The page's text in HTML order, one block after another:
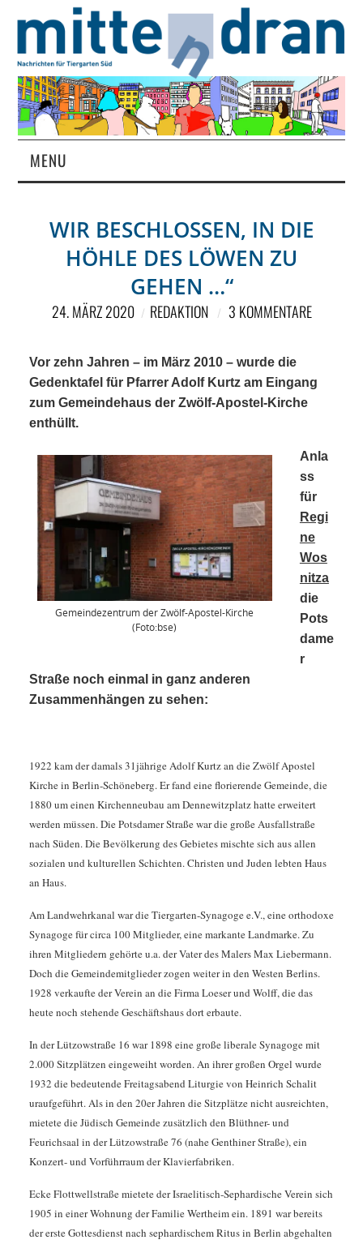
MENU
MAGAZIN
RUBRIKEN
NETZWERK
SPONSORING
KONTAKT
WIR BESCHLOSSEN, IN DIE
HÖHLE DES LÖWEN ZU
GEHEN …“
24. MÄRZ 2020 REDAKTION 3 KOMMENTARE
Vor zehn Jahren – im März 2010 – wurde die
Gedenktafel für Pfarrer Adolf Kurtz am Eingang
zum Gemeindehaus der Zwölf-Apostel-Kirche
enthüllt.
Gemeindezentrum der Zwölf-Apostel-Kirche
(Foto:bse)
Anla
ss
für
Regi
ne
Wos
nitza
die
Pots
dame
r
Straße noch einmal in ganz anderen
Zusammenhängen zu sehen:
1922 kam der damals 31jährige Adolf Kurtz an die Zwölf Apostel
Kirche in Berlin-Schöneberg. Er fand eine florierende Gemeinde, die
1880 um einen Kirchenneubau am Dennewitzplatz hatte erweitert
werden müssen. Die Potsdamer Straße war die große Ausfallstraße
nach Süden. Die Bevölkerung des Gebietes mischte sich aus allen
sozialen und kulturellen Schichten. Christen und Juden lebten Haus
an Haus.
Am Landwehrkanal war die Tiergarten-Synagoge e.V., eine orthodoxe
Synagoge für circa 100 Mitglieder, eine markante Landmarke. Zu
ihren Mitgliedern gehörte u.a. der Vater des Malers Max Liebermann.
Doch die Gemeindemitglieder zogen weiter in den Westen Berlins.
1928 verkaufte der Verein an die Firma Loeser und Wolff, die das
heute noch stehende Geschäftshaus dort erbaute.
In der Lützowstraße 16 war 1898 eine große liberale Synagoge mit
2.000 Sitzplätzen eingeweiht worden. An ihrer großen Orgel wurde
1932 die bedeutende Freitagsabend Liturgie von Heinrich Schalit
uraufgeführt. Als in den 20er Jahren die Sitzplätze nicht ausreichten,
mietete die Jüdisch Gemeinde zusätzlich den Blüthner- und
Feurichsaal in der Lützowstraße 76 (nahe Genthiner Straße), ein
Konzert- und Vorführraum der Klavierfabriken.
Ecke Flottwellstraße mietete der Israelitisch-Sephardische Verein sich
1905 in einer Wohnung der Familie Wertheim ein. 1891 war bereits
der erste Gottesdienst nach sephardischem Ritus in Berlin abgehalten